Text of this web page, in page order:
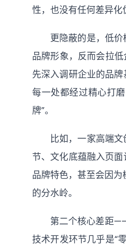
性，也没有任何差异化
更隐蔽的是，低
品牌形象，反而会拉
先深入调研企业的品
每一处都经过精心打
牌”。
比如，一家高端
节、文化底蕴融入页
品牌特色，甚至会因
的分水岭。
第二个核心差距
技术开发环节几乎是“